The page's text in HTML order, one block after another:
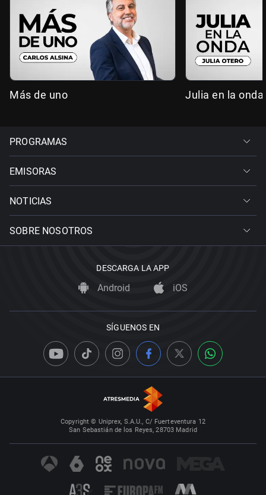
Más de uno Julia en la onda
PROGRAMAS
EMISORAS
NOTICIAS
SOBRE NOSOTROS
DESCARGA LA APP
Android iOS
SÍGUENOS EN
Copyright © Uniprex, S.A.U., C/ Fuerteventura 12
San Sebastián de los Reyes, 28703 Madrid